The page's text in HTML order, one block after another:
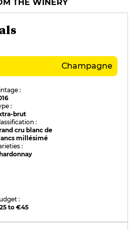
THE WINERY
Champagne
:
:
brut
:
cru blanc de
millésimé
:
:
to €45